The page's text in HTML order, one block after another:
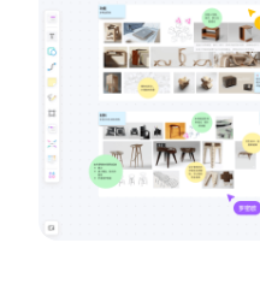
解决方案